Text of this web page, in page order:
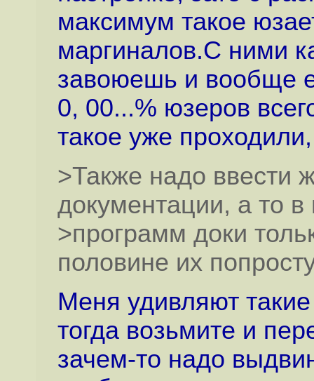
максимум такое
маргиналов.С ними
завоюешь и вообще
0, 00...% юзеров
такое уже
>Также надо ввести
документации, а то в
>программ доки
половине их
Меня удивляют
тогда возьмите и
зачем-то надо